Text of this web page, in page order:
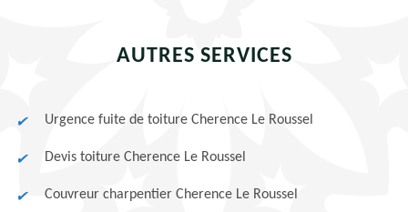
AUTRES SERVICES
Urgence fuite de toiture Cherence Le Roussel
Devis toiture Cherence Le Roussel
Couvreur charpentier Cherence Le Roussel